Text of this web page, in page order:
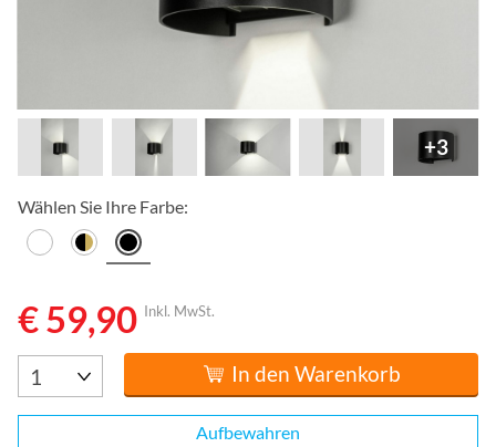
+3
Wählen Sie Ihre Farbe:
€ 59,90 Inkl. MwSt.
In den Warenkorb
Aufbewahren